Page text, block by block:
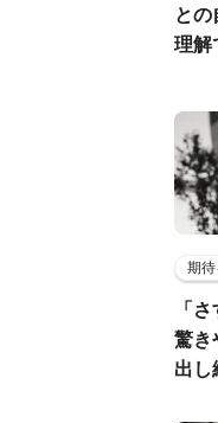
と
理解
期
「
驚き
出し